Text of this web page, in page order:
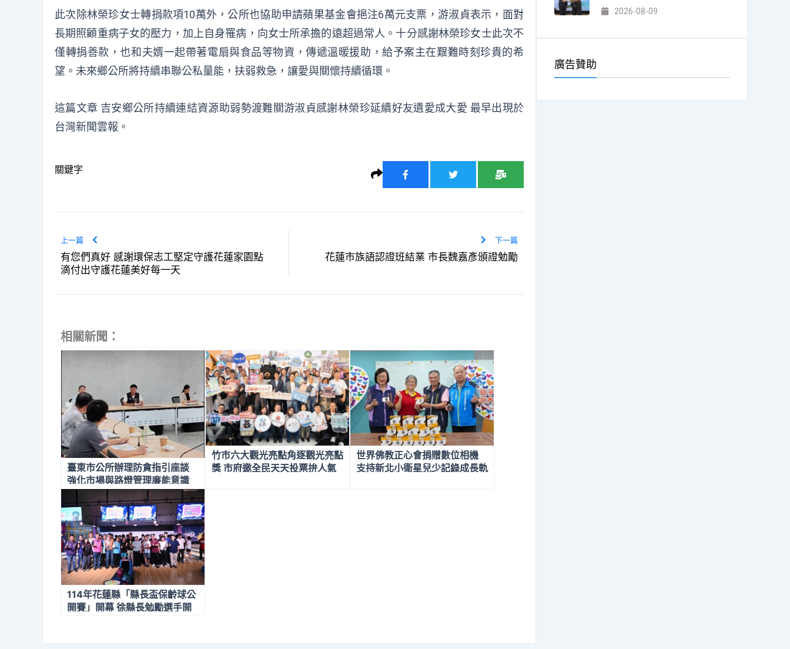
此次除林榮珍女士轉捐款項10萬外，公所也協助申請蘋果基金會挹注6萬元支票，游淑貞表示，面對
長期照顧重病子女的壓力，加上自身罹病，向女士所承擔的遠超過常人。十分感謝林榮珍女士此次不
僅轉捐善款，也和夫婿一起帶著電扇與食品等物資，傳遞溫暖援助，給予案主在艱難時刻珍貴的希
望。未來鄉公所將持續串聯公私量能，扶弱救急，讓愛與關懷持續循環。
這篇文章 吉安鄉公所持續連結資源助弱勢渡難關游淑貞感謝林榮珍延續好友遺愛成大愛 最早出現於
台灣新聞雲報 。
關鍵字
上一篇
有您們真好 感謝環保志工堅定守護花蓮家園點
滴付出守護花蓮美好每一天
下一篇
花蓮市族語認證班結業 市長魏嘉彥頒證勉勵
相關新聞：
臺東市公所辦理防貪指引座談
強化市場與路燈管理廉能意識
竹市六大觀光亮點角逐觀光亮點
獎 市府邀全民天天投票拚人氣
世界佛教正心會捐贈數位相機
支持新北小衛星兒少記錄成長軌
114年花蓮縣「縣長盃保齡球公
開賽」開幕 徐縣長勉勵選手開
2026-08-09
廣告贊助